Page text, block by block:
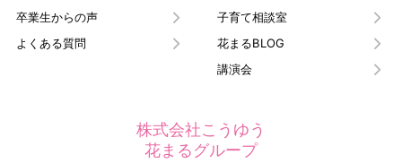
卒業生からの声
よくある質問
子育て相談室
花まるBLOG
講演会
株式会社こうゆう
花まるグループ